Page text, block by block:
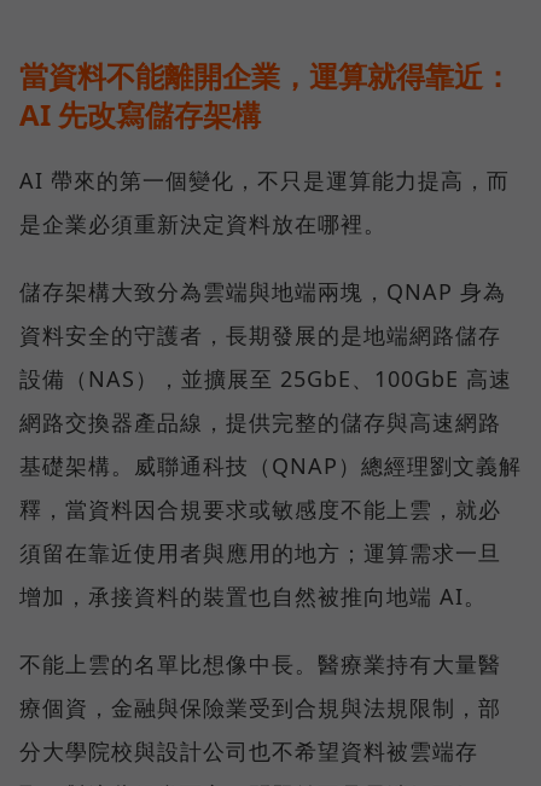
當資料不能離開企業，運算就得靠近：
AI 先改寫儲存架構
AI 帶來的第一個變化，不只是運算能力提高，而
是企業必須重新決定資料放在哪裡。
儲存架構大致分為雲端與地端兩塊，QNAP 身為
資料安全的守護者，長期發展的是地端網路儲存
設備（NAS），並擴展至 25GbE、100GbE 高速
網路交換器產品線，提供完整的儲存與高速網路
基礎架構。威聯通科技（QNAP）總經理劉文義解
釋，當資料因合規要求或敏感度不能上雲，就必
須留在靠近使用者與應用的地方；運算需求一旦
增加，承接資料的裝置也自然被推向地端 AI。
不能上雲的名單比想像中長。醫療業持有大量醫
療個資，金融與保險業受到合規與法規限制，部
分大學院校與設計公司也不希望資料被雲端存